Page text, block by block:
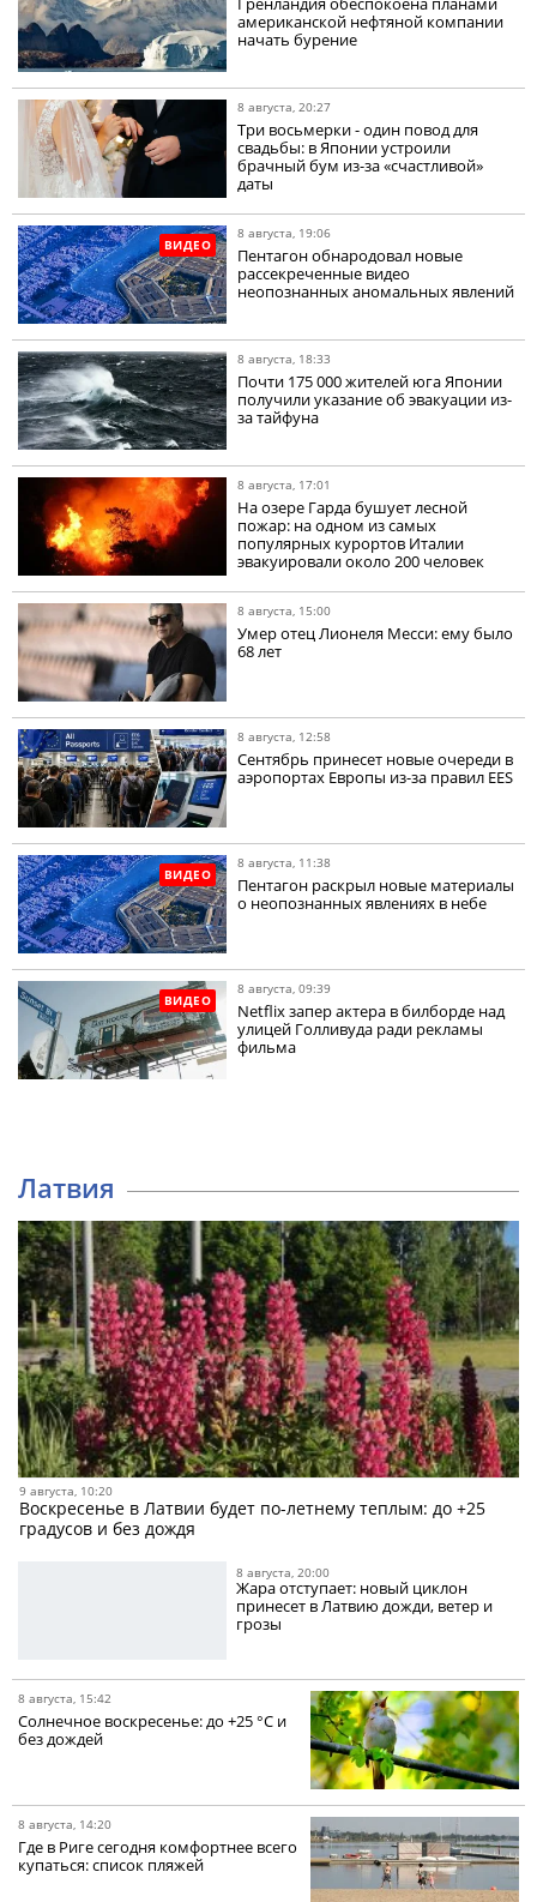
американской нефтяной компании
начать бурение
8 августа, 20:27
Три восьмерки - один повод для
свадьбы: в Японии устроили
брачный бум из-за «счастливой»
даты
ВИДЕО
8 августа, 19:06
Пентагон обнародовал новые
рассекреченные видео
неопознанных аномальных явлений
8 августа, 18:33
Почти 175 000 жителей юга Японии
получили указание об эвакуации из-
за тайфуна
8 августа, 17:01
На озере Гарда бушует лесной
пожар: на одном из самых
популярных курортов Италии
эвакуировали около 200 человек
8 августа, 15:00
Умер отец Лионеля Месси: ему было
68 лет
8 августа, 12:58
Сентябрь принесет новые очереди в
аэропортах Европы из-за правил EES
ВИДЕО
8 августа, 11:38
Пентагон раскрыл новые материалы
о неопознанных явлениях в небе
ВИДЕО
8 августа, 09:39
Netflix запер актера в билборде над
улицей Голливуда ради рекламы
фильма
Латвия
9 августа, 10:20
Воскресенье в Латвии будет по-летнему теплым: до +25
градусов и без дождя
8 августа, 20:00
Жара отступает: новый циклон
принесет в Латвию дожди, ветер и
грозы
8 августа, 15:42
Солнечное воскресенье: до +25 °C и
без дождей
8 августа, 14:20
Где в Риге сегодня комфортнее всего
купаться: список пляжей